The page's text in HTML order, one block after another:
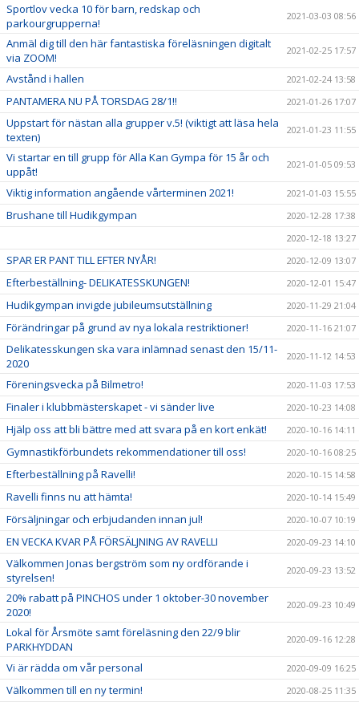
Sportlov vecka 10 för barn, redskap och
parkourgrupperna!
2021-03-03 08:56
Anmäl dig till den här fantastiska föreläsningen digitalt
via ZOOM!
2021-02-25 17:57
Avstånd i hallen 2021-02-24 13:58
PANTAMERA NU PÅ TORSDAG 28/1!! 2021-01-26 17:07
Uppstart för nästan alla grupper v.5! (viktigt att läsa hela
texten)
2021-01-23 11:55
Vi startar en till grupp för Alla Kan Gympa för 15 år och
uppåt!
2021-01-05 09:53
Viktig information angående vårterminen 2021! 2021-01-03 15:55
Brushane till Hudikgympan
2020-12-28 17:38
2020-12-18 13:27
SPAR ER PANT TILL EFTER NYÅR! 2020-12-09 13:07
Efterbeställning- DELIKATESSKUNGEN! 2020-12-01 15:47
Hudikgympan invigde jubileumsutställning 2020-11-29 21:04
Förändringar på grund av nya lokala restriktioner! 2020-11-16 21:07
Delikatesskungen ska vara inlämnad senast den 15/11-
2020
2020-11-12 14:53
Föreningsvecka på Bilmetro! 2020-11-03 17:53
Finaler i klubbmästerskapet - vi sänder live 2020-10-23 14:08
Hjälp oss att bli bättre med att svara på en kort enkät! 2020-10-16 14:11
Gymnastikförbundets rekommendationer till oss! 2020-10-16 08:25
Efterbeställning på Ravelli! 2020-10-15 14:58
Ravelli finns nu att hämta! 2020-10-14 15:49
Försäljningar och erbjudanden innan jul! 2020-10-07 10:19
EN VECKA KVAR PÅ FÖRSÄLJNING AV RAVELLI 2020-09-23 14:10
Välkommen Jonas bergström som ny ordförande i
styrelsen!
2020-09-23 13:52
20% rabatt på PINCHOS under 1 oktober-30 november
2020!
2020-09-23 10:49
Lokal för Årsmöte samt föreläsning den 22/9 blir
PARKHYDDAN
2020-09-16 12:28
Vi är rädda om vår personal 2020-09-09 16:25
Välkommen till en ny termin! 2020-08-25 11:35